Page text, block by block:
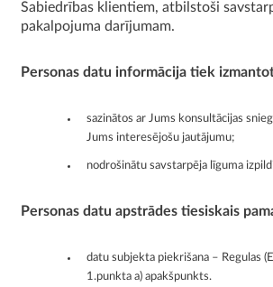
Sabiedrības klientiem, atbilstoši
pakalpojuma darījumam.
Personas datu informācija tiek
sazinātos ar Jums konsultācijas
Jums interesējošu jautājumu;
nodrošinātu savstarpēja līguma
Personas datu apstrādes tiesiskais
datu subjekta piekrišana – Regulas
1.punkta a) apakšpunkts.